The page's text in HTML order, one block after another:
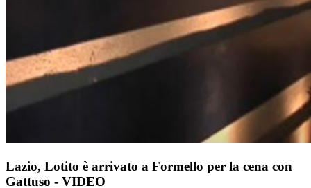
Lazio, Lotito è arrivato a Formello per la cena con
Gattuso - VIDEO